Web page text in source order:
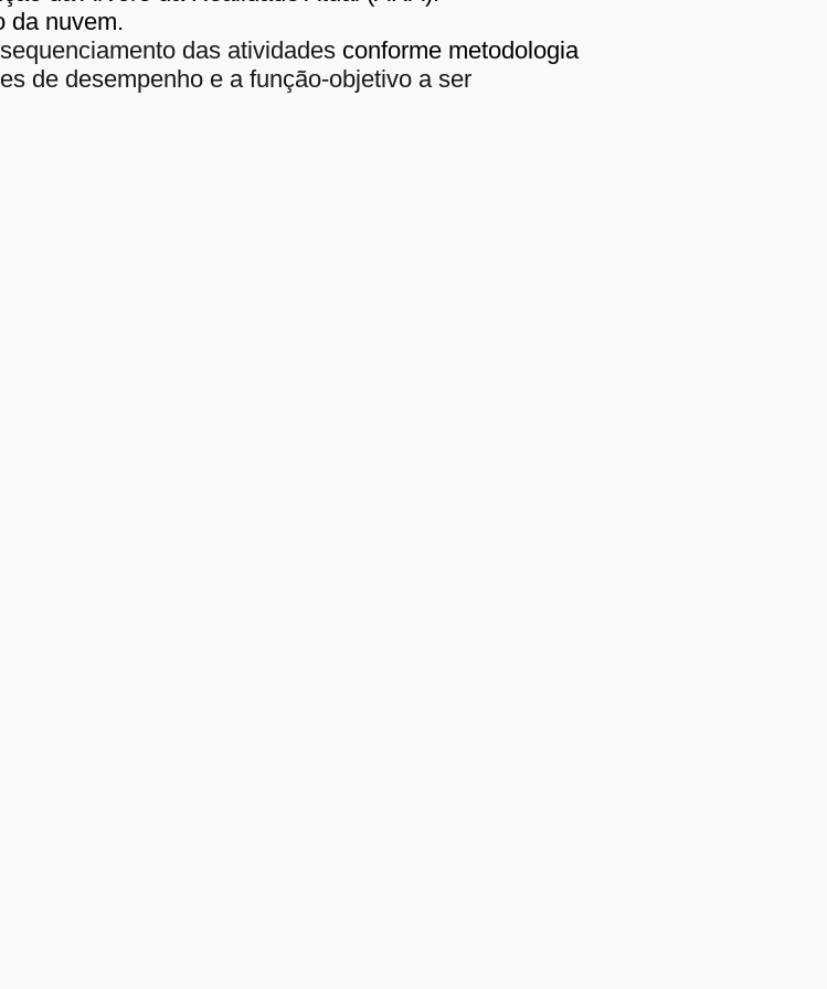
da nuvem.
das atividades conforme metodologia
de desempenho e a função-objetivo a ser